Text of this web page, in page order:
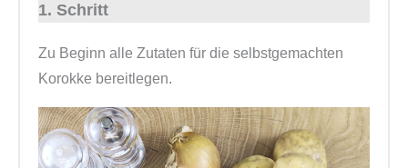
1. Schritt
Zu Beginn alle Zutaten für die selbstgemachten
Korokke bereitlegen.